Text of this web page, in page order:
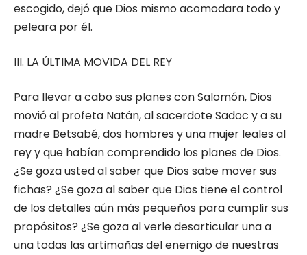
escogido, dejó que Dios mismo acomodara todo y
peleara por él.
III. LA ÚLTIMA MOVIDA DEL REY
Para llevar a cabo sus planes con Salomón, Dios
movió al profeta Natán, al sacerdote Sadoc y a su
madre Betsabé, dos hombres y una mujer leales al
rey y que habían comprendido los planes de Dios.
¿Se goza usted al saber que Dios sabe mover sus
fichas? ¿Se goza al saber que Dios tiene el control
de los detalles aún más pequeños para cumplir sus
propósitos? ¿Se goza al verle desarticular una a
una todas las artimañas del enemigo de nuestras